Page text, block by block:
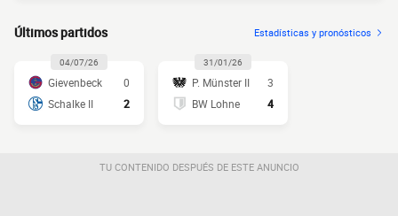
Últimos partidos Estadísticas y pronósticos
04/07/26
Gievenbeck
0
Schalke II
2
31/01/26
P. Münster II
3
BW Lohne
4
TU CONTENIDO DESPUÉS DE ESTE ANUNCIO